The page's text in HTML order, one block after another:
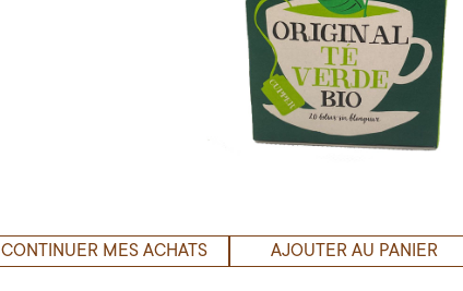
CONTINUER MES ACHATS AJOUTER AU PANIER